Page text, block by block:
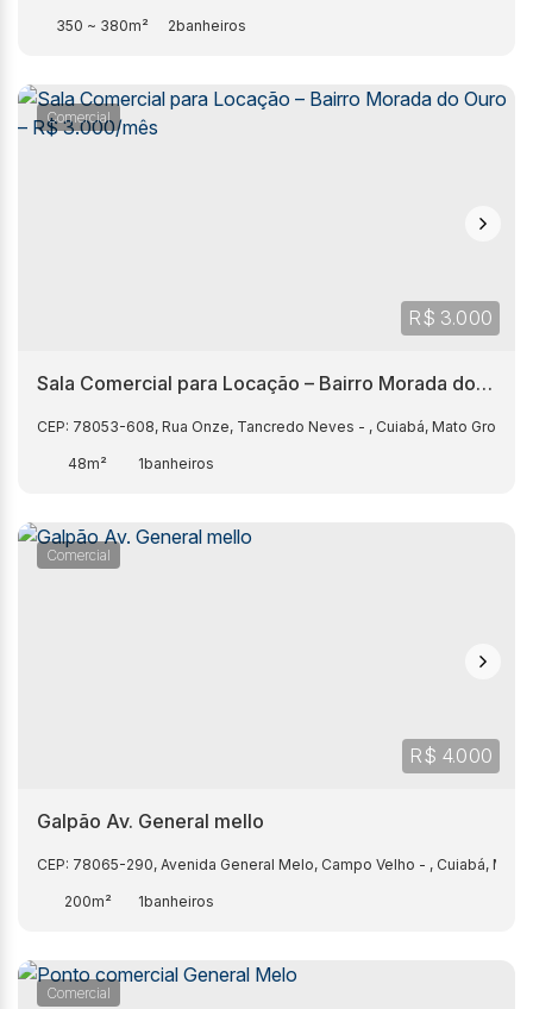
2
350 ~ 380m²
Comercial
R$ 3.000
Sala Comercial para Locação – Bairro Morada do
CEP: 78053-608, Rua Onze, Tancredo Neves , Cuiabá, Mato Grosso
1
48m²
Comercial
R$ 4.000
Galpão Av. General mello
CEP: 78065-290, Avenida General Melo, Campo Velho , Cuiabá, Mato
1
200m²
Comercial